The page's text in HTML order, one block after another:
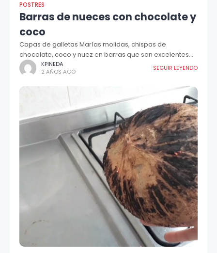
POSTRES
Barras de nueces con chocolate y
coco
Capas de galletas Marías molidas, chispas de
chocolate, coco y nuez en barras que son excelentes
como postre.
KPINEDA
2 AÑOS AGO
SEGUIR LEYENDO